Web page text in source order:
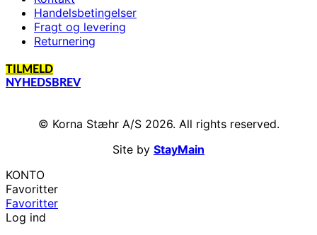
Handelsbetingelser
Fragt og levering
Returnering
TILMELD
NYHEDSBREV
© Korna Stæhr A/S 2026. All rights reserved.
Site by StayMain
KONTO
Favoritter
Favoritter
Log ind